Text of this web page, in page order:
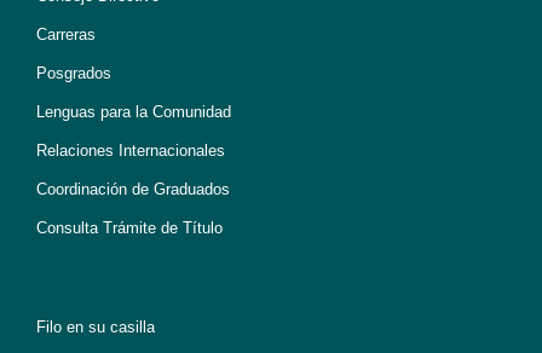
Carreras
Posgrados
Lenguas para la Comunidad
Relaciones Internacionales
Coordinación de Graduados
Consulta Trámite de Título
Filo en su casilla